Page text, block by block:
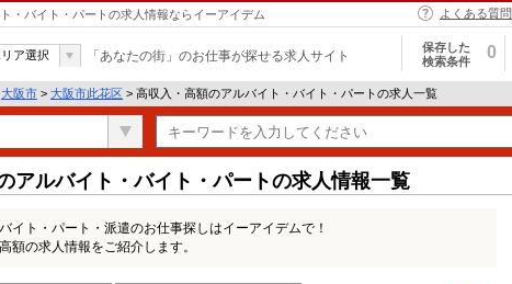
・バイト・パートの求人情報ならイーアイデム よくある質問
ア選択 「あなたの街」のお仕事が探せる求人サイト
保存した
検索条件
0
大阪市 > 大阪市此花区 > 高収入・高額のアルバイト・バイト・パートの求人一覧
アルバイト・バイト・パートの求人情報一覧
イト・パート・派遣のお仕事探しはイーアイデムで！
額の求人情報をご紹介します。